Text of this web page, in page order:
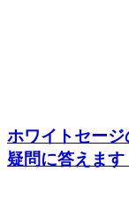
ホワイトセー
疑問に答えま